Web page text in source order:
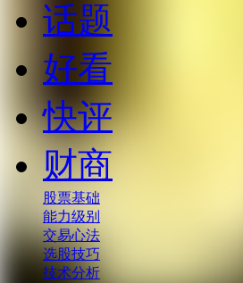
话题
好看
快评
财商
股票基础
能力级别
交易心法
选股技巧
技术分析